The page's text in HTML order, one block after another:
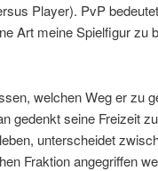
Player). PvP
Art meine Spielfigur zu
welchen Weg er zu
gedenkt seine Freizeit
unterscheidet
Fraktion angegriffen